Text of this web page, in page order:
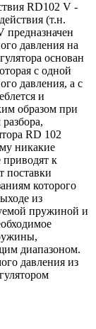
RD102 V -
(т.н.
предназначен
давления на
основан
с одной
давления, а с
и
образом при
RD 102
никакие
приводят к
поставки
которого
из
пружиной и
диапазоном.
давления из